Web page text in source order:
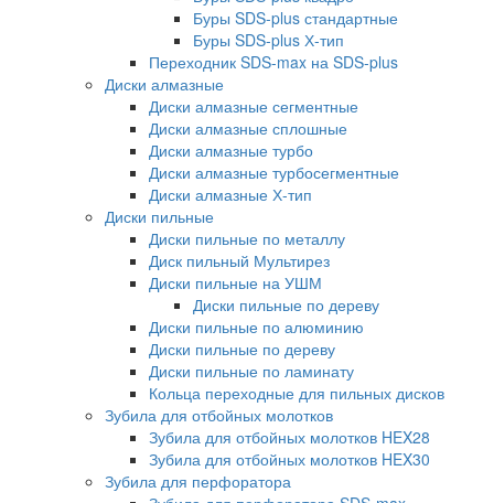
Буры SDS-plus стандартные
Буры SDS-plus Х-тип
Переходник SDS-max на SDS-plus
Диски алмазные
Диски алмазные сегментные
Диски алмазные сплошные
Диски алмазные турбо
Диски алмазные турбосегментные
Диски алмазные Х-тип
Диски пильные
Диски пильные по металлу
Диск пильный Мультирез
Диски пильные на УШМ
Диски пильные по дереву
Диски пильные по алюминию
Диски пильные по дереву
Диски пильные по ламинату
Кольца переходные для пильных дисков
Зубила для отбойных молотков
Зубила для отбойных молотков HEX28
Зубила для отбойных молотков HEX30
Зубила для перфоратора